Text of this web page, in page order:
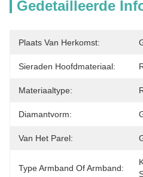
Gedetailleerde
Plaats Van Herkomst:
Sieraden Hoofdmateriaal:
Materiaaltype:
Diamantvorm:
Van Het Parel:
Type Armband Of Armband: